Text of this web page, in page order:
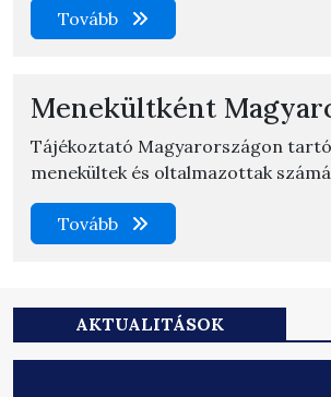
Tovább
Menekültként
Tájékoztató Magyarországon
menekültek és oltalmazottak
Tovább
AKTUALITÁSOK